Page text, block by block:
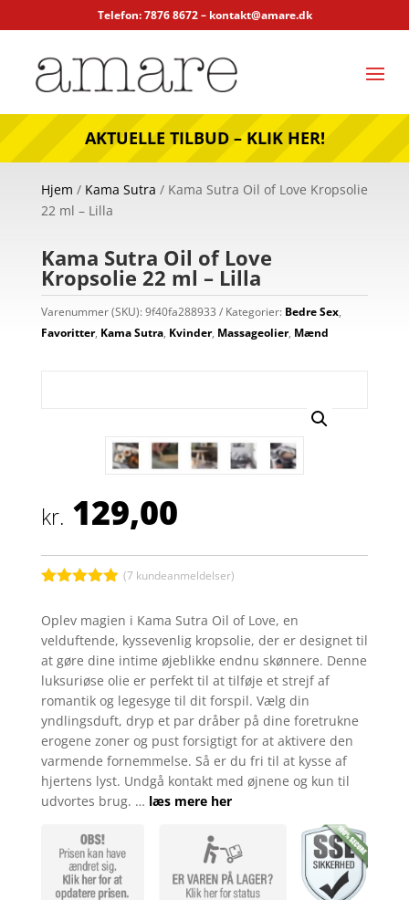
Telefon: 7876 8672 – kontakt@amare.dk
AKTUELLE TILBUD – KLIK HER!
Hjem / Kama Sutra / Kama Sutra Oil of Love Kropsolie
22 ml – Lilla
Kama Sutra Oil of Love
Kropsolie 22 ml – Lilla
Varenummer (SKU):9f40fa288933 Kategorier: Bedre Sex,
Favoritter, Kama Sutra, Kvinder, Massageolier, Mænd
kr. 129,00
ud af 5
baseret på
kundebedøm
melser
(7 kundeanmeldelser)
Oplev magien i Kama Sutra Oil of Love, en
velduftende, kyssevenlig kropsolie, der er designet til
at gøre dine intime øjeblikke endnu skønnere. Denne
luksuriøse olie er perfekt til at tilføje et strejf af
romantik og legesyge til dit forspil. Vælg din
yndlingsduft, dryp et par dråber på dine foretrukne
erogene zoner og pust forsigtigt for at aktivere den
varmende fornemmelse. Så er du fri til at kysse af
hjertens lyst. Undgå kontakt med øjnene og kun til
udvortes brug. … læs mere her